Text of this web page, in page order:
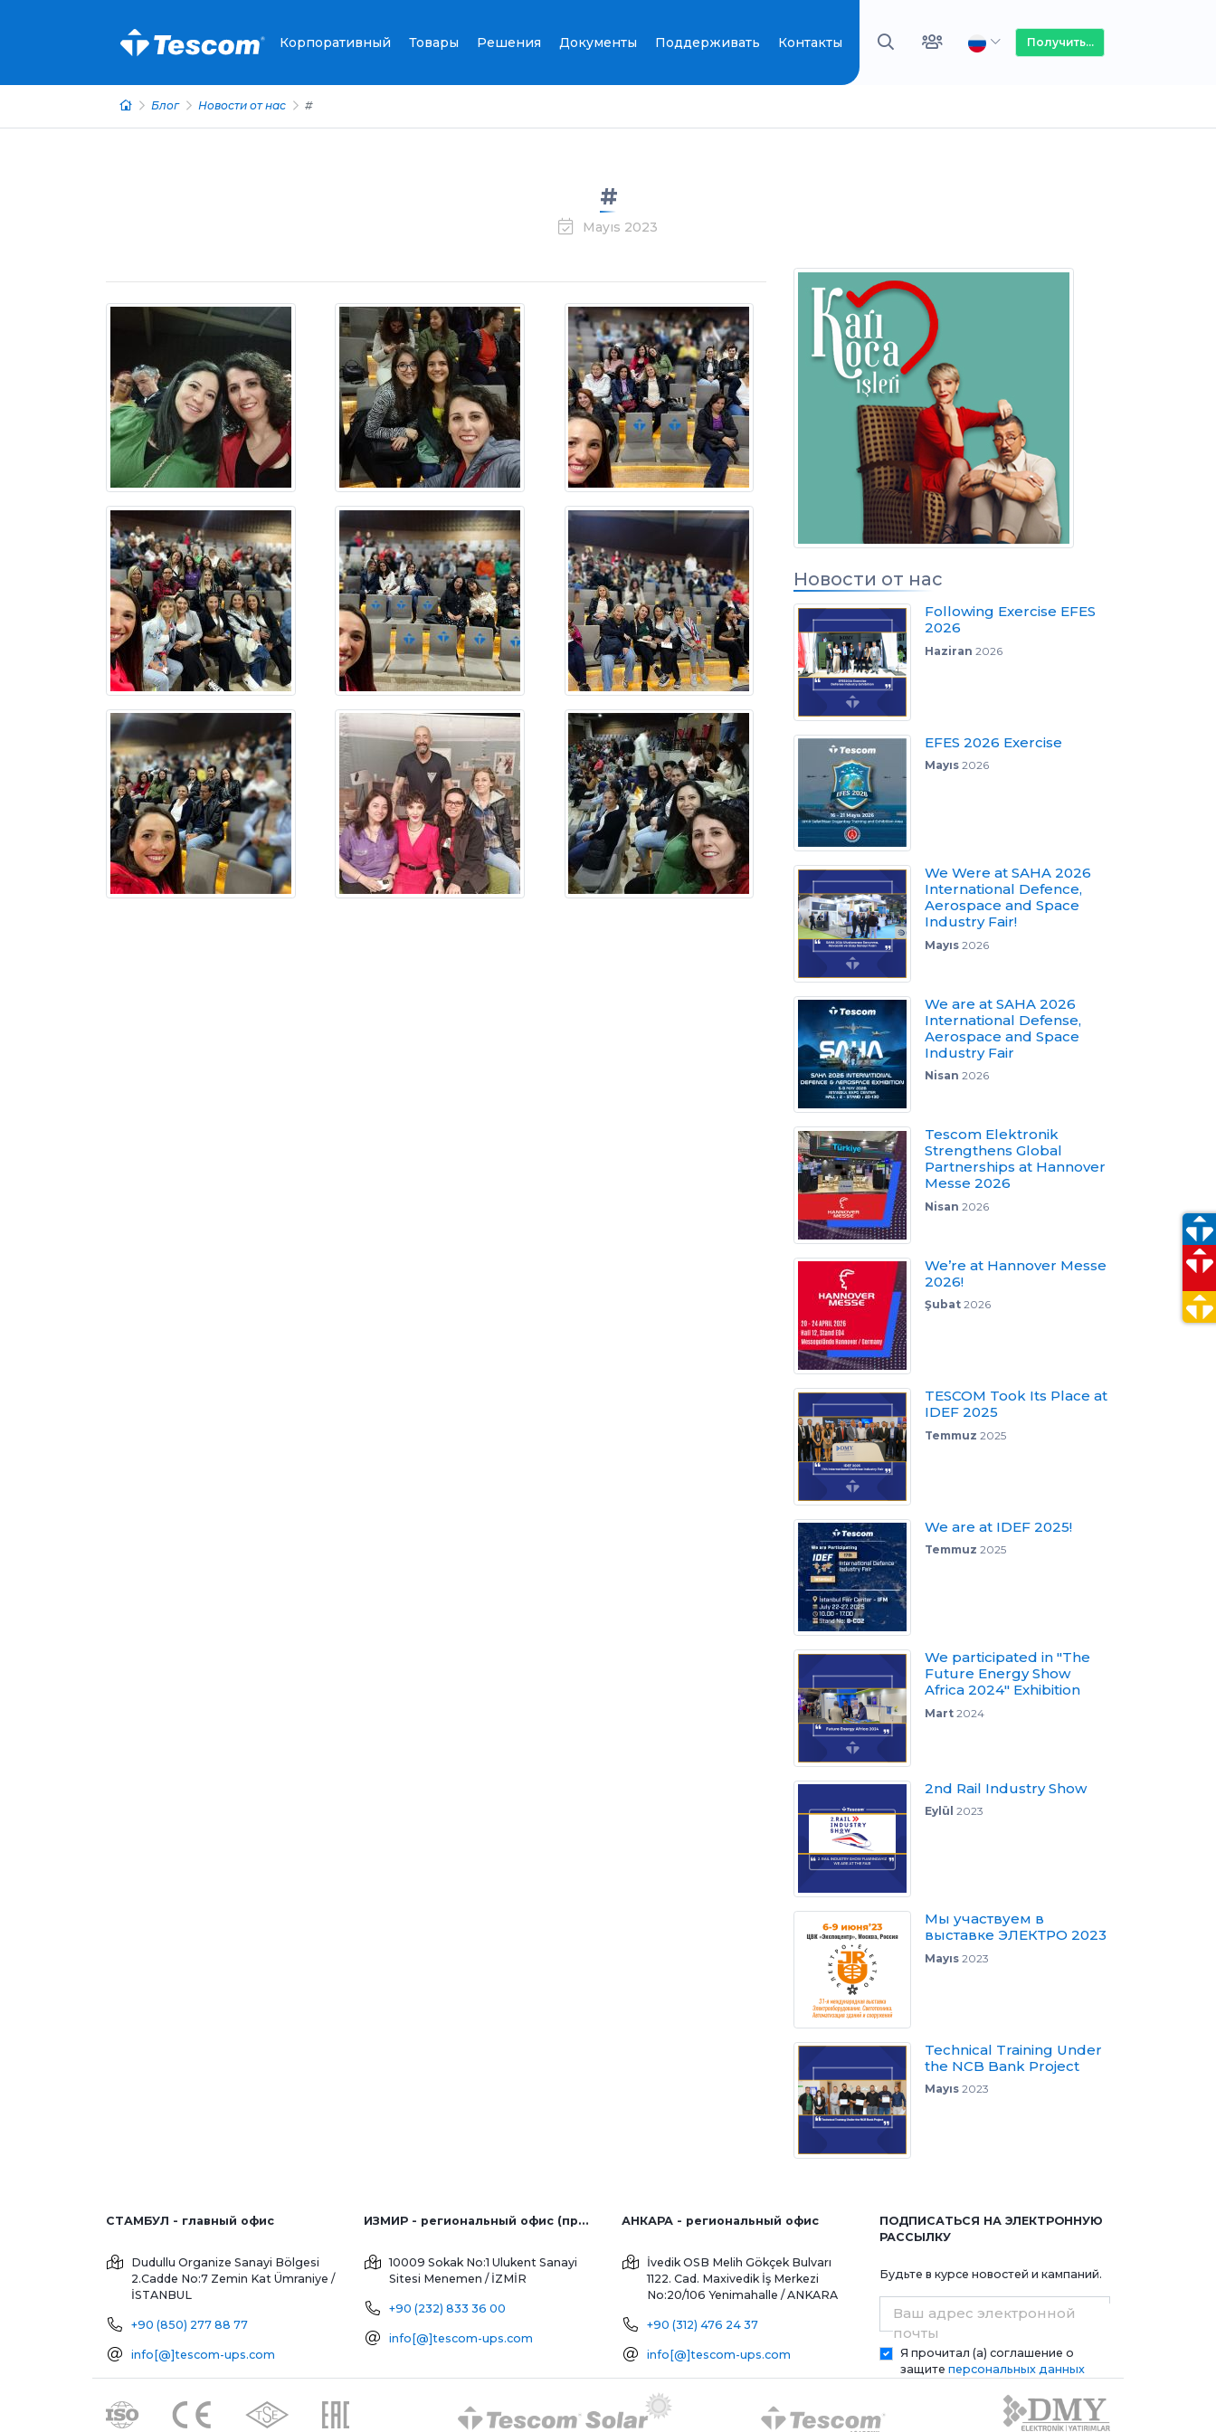
Корпоративный Товары Решения Документы Поддерживать
Вход для партнеров
по решениям
Контакты Получить...
Блог Новости от нас #
#
Mayıs 2023
Новости от нас
Following Exercise EFES
2026
Haziran 2026
EFES 2026 Exercise
Mayıs2026
We Were at SAHA 2026
International Defence,
Aerospace and Space
Industry Fair!
Mayıs2026
We are at SAHA 2026
International Defense,
Aerospace and Space
Industry Fair
Nisan 2026
Tescom Elektronik
Strengthens Global
Partnerships at Hannover
Messe 2026
Nisan 2026
We’re at Hannover Messe
2026!
Şubat2026
TESCOM Took Its Place at
IDEF 2025
Temmuz 2025
We are at IDEF 2025!
Temmuz 2025
We participated in "The
Future Energy Show
Africa 2024" Exhibition
Mart2024
2nd Rail Industry Show
Eylül 2023
Мы участвуем в
выставке ЭЛЕКТРО 2023
Mayıs2023
Technical Training Under
the NCB Bank Project
Mayıs2023
СТАМБУЛ - главный офис
Dudullu Organize Sanayi Bölgesi
2.Cadde No:7 Zemin Kat Ümraniye /
İSTANBUL
+90 (850) 277 88 77
info[@]tescom-ups.com
ИЗМИР - региональный офис (продажи с завода и за рубеж)
10009 Sokak No:1 Ulukent Sanayi
Sitesi Menemen / İZMİR
+90 (232) 833 36 00
info[@]tescom-ups.com
АНКАРА - региональный офис
İvedik OSB Melih Gökçek Bulvarı
1122. Cad. Maxivedik İş Merkezi
No:20/106 Yenimahalle / ANKARA
+90 (312) 476 24 37
info[@]tescom-ups.com
ПОДПИСАТЬСЯ НА ЭЛЕКТРОННУЮ
РАССЫЛКУ
Будьте в курсе новостей и кампаний.
Ваш адрес электронной
почты
Я прочитал (а) соглашение о
защите персональных данных